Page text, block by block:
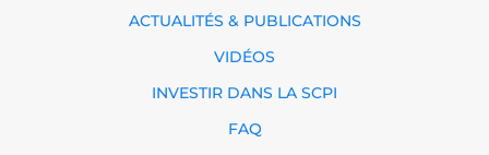
ACTUALITÉS & PUBLICATIONS
VIDÉOS
INVESTIR DANS LA SCPI
FAQ